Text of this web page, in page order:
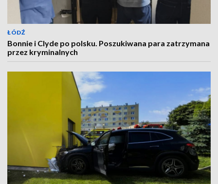
ŁÓDŹ
Bonnie i Clyde po polsku. Poszukiwana para zatrzymana
przez kryminalnych